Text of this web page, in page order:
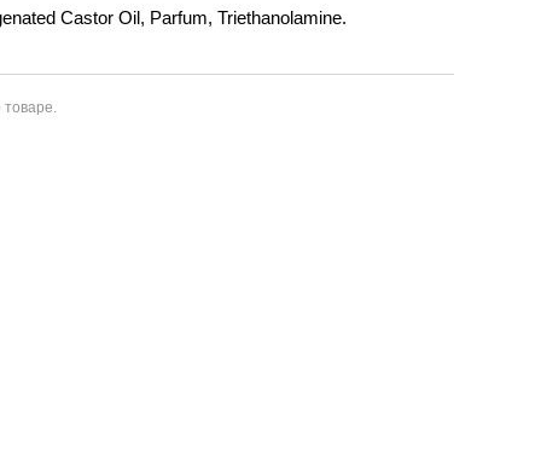
Castor Oil, Parfum, Triethanolamine.
товаре.